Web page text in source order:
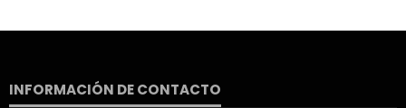
INFORMACIÓN DE CONTACTO